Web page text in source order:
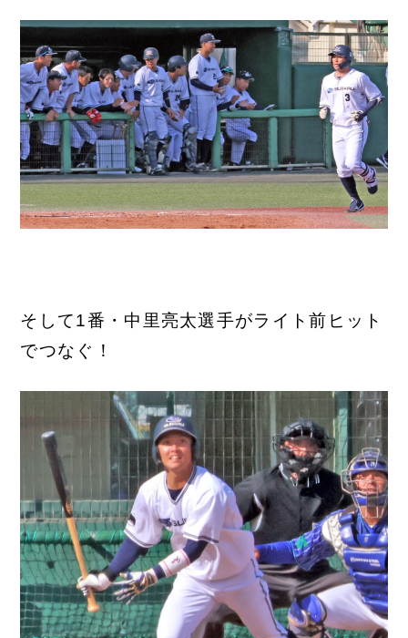
そして1番・中里亮太選手がライト前ヒット
でつなぐ！